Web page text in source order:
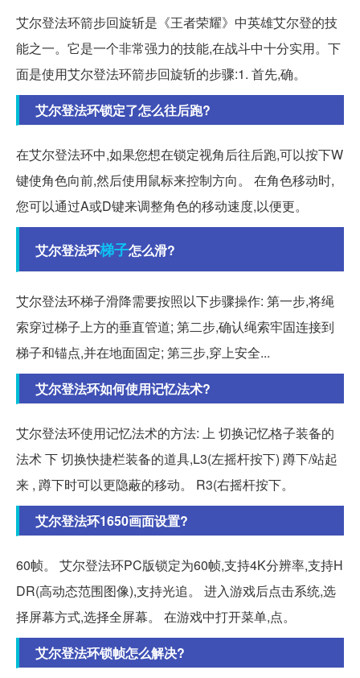
艾尔登法环箭步回旋斩是《王者荣耀》中英雄艾尔登的技
能之一。它是一个非常强力的技能,在战斗中十分实用。下
面是使用艾尔登法环箭步回旋斩的步骤:1. 首先,确。
艾尔登法环锁定了怎么往后跑?
在艾尔登法环中,如果您想在锁定视角后往后跑,可以按下W
键使角色向前,然后使用鼠标来控制方向。 在角色移动时,
您可以通过A或D键来调整角色的移动速度,以便更。
艾尔登法环梯子怎么滑?
艾尔登法环梯子滑降需要按照以下步骤操作: 第一步,将绳
索穿过梯子上方的垂直管道; 第二步,确认绳索牢固连接到
梯子和锚点,并在地面固定; 第三步,穿上安全...
艾尔登法环如何使用记忆法术?
艾尔登法环使用记忆法术的方法: 上 切换记忆格子装备的
法术 下 切换快捷栏装备的道具,L3(左摇杆按下) 蹲下/站起
来 , 蹲下时可以更隐蔽的移动。 R3(右摇杆按下。
艾尔登法环1650画面设置?
60帧。 艾尔登法环PC版锁定为60帧,支持4K分辨率,支持H
DR(高动态范围图像),支持光追。 进入游戏后点击系统,选
择屏幕方式,选择全屏幕。 在游戏中打开菜单,点。
艾尔登法环锁帧怎么解决?